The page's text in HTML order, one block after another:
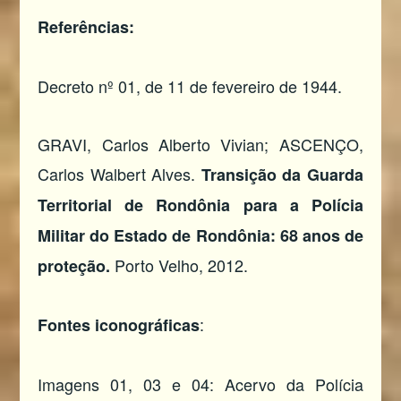
Referências:
Decreto nº 01, de 11 de fevereiro de 1944.
GRAVI, Carlos Alberto Vivian; ASCENÇO,
Carlos Walbert Alves. Transição da Guarda
Territorial de Rondônia para a Polícia
Militar do Estado de Rondônia: 68 anos de
proteção. Porto Velho, 2012.
Fontes iconográficas:
Imagens 01, 03 e 04: Acervo da Polícia